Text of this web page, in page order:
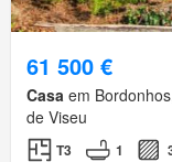
61 500 €
Casa em
de Viseu
T3 1